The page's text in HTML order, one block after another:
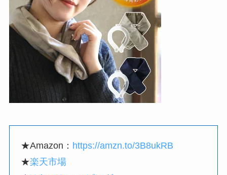
★Amazon： https://amzn.to/3B8ukRB
★楽天市場